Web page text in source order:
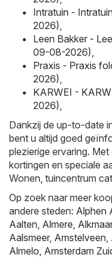
Intratuin -
2026),
Leen Bakker -
09-08-2026),
Praxis - Praxis
2026),
KARWEI -
2026),
Dankzij de up-to-date
bent u altijd goed
plezierige ervaring.
kortingen en speciale
Wonen, tuincentrum
Op zoek naar meer
andere steden: Alphen
Aalten, Almere, Alkmaar
Aalsmeer, Amstelveen,
Almelo, Amsterdam